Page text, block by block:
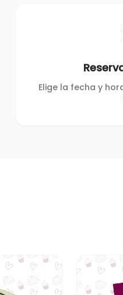
Elige la fecha y